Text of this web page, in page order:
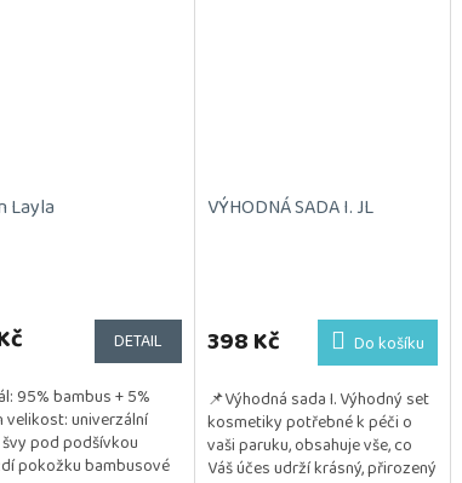
Layla
DETAIL
95% bambus + 5%
velikost: univerzální
pod podšívkou
pokožku bambusové
VÝHODNÁ SADA I. JL
398 Kč Do košíku
📌Výhodná sada I. Výhodný set
kosmetiky potřebné k péči o
vaši paruku, obsahuje vše, co
Váš účes udrží krásný, přirozený